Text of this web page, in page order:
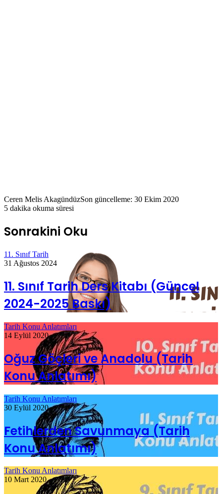
Ceren Melis AkagündüzSon güncelleme: 30 Ekim 2020
5 dakika okuma süresi
Sonrakini Oku
11. Sınıf Tarih
31 Ağustos 2024
11. Sınıf Tarih Ders Kitabı (Güncel
2024-2025 Baskı)
Tarih Konu Anlatımları
14 Eylül 2020
Oğuz Göçleri ve Anadolu (Tarih
Konu Anlatımı)
Tarih Konu Anlatımları
30 Eylül 2020
Fetihlerden Savunmaya (Tarih
Konu Anlatımı)
Tarih Konu Anlatımları
10 Mart 2020